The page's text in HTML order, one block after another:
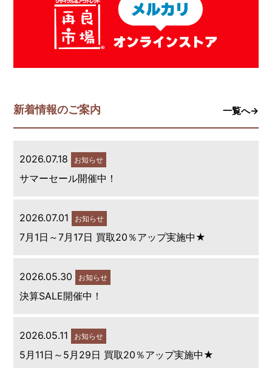
新着情報のご案内 一覧へ→
2026.07.18 お知らせ
サマーセール開催中！
2026.07.01 お知らせ
7月1日～7月17日 買取20％アップ実施中★
2026.05.30 お知らせ
決算SALE開催中！
2026.05.11 お知らせ
5月11日～5月29日 買取20％アップ実施中★